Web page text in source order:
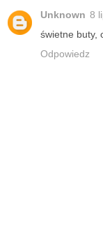
Unknown 8
świetne buty,
Odpowiedz